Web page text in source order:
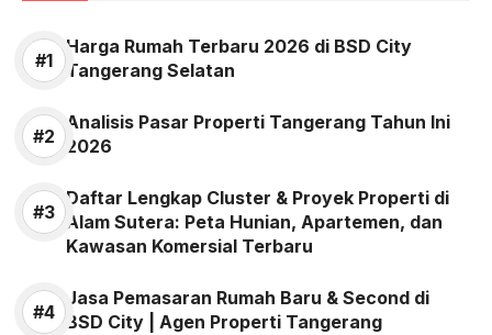
Harga Rumah Terbaru 2026 di BSD City
Tangerang Selatan
Analisis Pasar Properti Tangerang Tahun Ini
2026
Daftar Lengkap Cluster & Proyek Properti di
Alam Sutera: Peta Hunian, Apartemen, dan
Kawasan Komersial Terbaru
Jasa Pemasaran Rumah Baru & Second di
BSD City | Agen Properti Tangerang